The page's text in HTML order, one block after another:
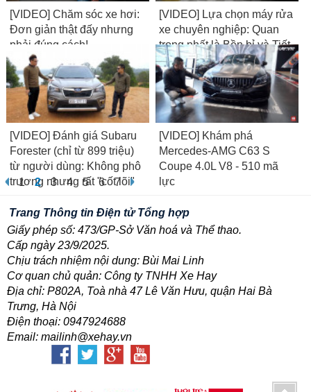
[VIDEO] Chăm sóc xe hơi:
Đơn giản thật đấy nhưng
phải đúng cách!
[VIDEO] Lựa chọn máy rửa
xe chuyên nghiệp: Quan
trọng nhất là Bền bỉ và Tiết
kiệm!
[VIDEO] Đánh giá Subaru
Forester (chỉ từ 899 triệu)
từ người dùng: Không phô
trương nhưng rất "cốt lõi"
[VIDEO] Khám phá
Mercedes-AMG C63 S
Coupe 4.0L V8 - 510 mã
lực
1 2 3 4 5 6 7
Trang Thông tin Điện tử Tổng hợp
Giấy phép số: 473/GP-Sở Văn hoá và Thể thao.
Cấp ngày 23/9/2025.
Chịu trách nhiệm nội dung: Bùi Mai Linh
Cơ quan chủ quản: Công ty TNHH Xe Hay
Địa chỉ: P802A, Toà nhà 47 Lê Văn Hưu, quận Hai Bà
Trưng, Hà Nội
Điện thoại: 0947924688
Email: mailinh@xehay.vn